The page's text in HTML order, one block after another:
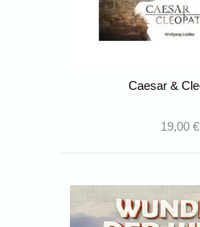
Caesar &
19,00 €